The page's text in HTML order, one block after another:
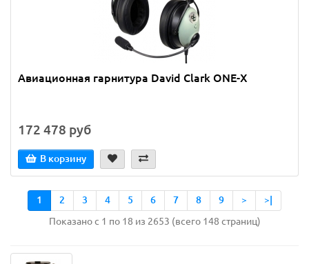
Авиационная гарнитура David Clark ONE-X
172 478 руб
В корзину
1 2 3 4 5 6 7 8 9 >
>|
Показано с 1 по 18 из 2653 (всего 148 страниц)